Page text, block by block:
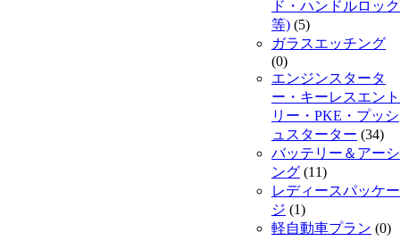
ド・ハンドルロック
等) (5)
ガラスエッチング
(0)
エンジンスタータ
ー・キーレスエント
リー・PKE・プッシ
ュスターター (34)
バッテリー＆アーシ
ング (11)
レディースパッケー
ジ (1)
軽自動車プラン (0)